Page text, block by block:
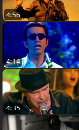
4:56
4:14
4:35